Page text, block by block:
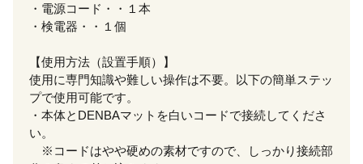
・電源コード・・１本
・検電器・・１個
【使用方法（設置手順）】
使用に専門知識や難しい操作は不要。以下の簡単ステッ
プで使用可能です。
・本体とDENBAマットを白いコードで接続してくださ
い。
※コードはやや硬めの素材ですので、しっかり接続部